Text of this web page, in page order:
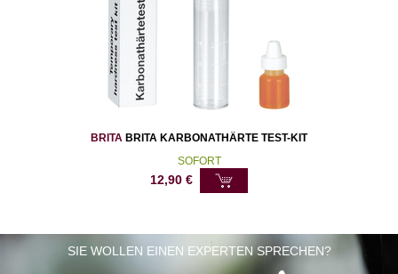
BRITA BRITA KARBONATHÄRTE TEST-KIT
SOFORT
12,90 €
SIE WOLLEN EINEN EXPERTEN SPRECHEN?